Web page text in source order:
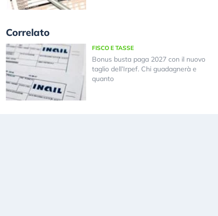
Correlato
FISCO E TASSE
Bonus busta paga 2027 con il nuovo
taglio dell’Irpef. Chi guadagnerà e
quanto